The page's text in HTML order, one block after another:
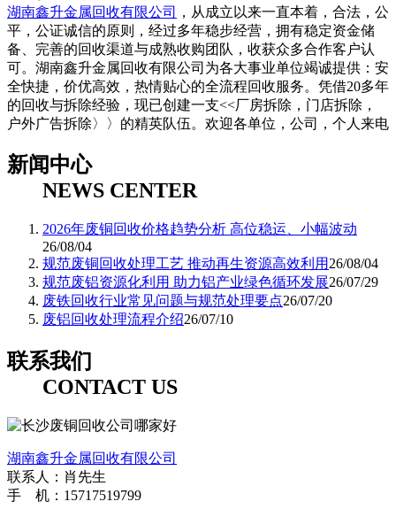
湖南鑫升金属回收有限公司
，从成立以来一直本着，合法，公
平，公证诚信的原则，经过多年稳步经营，拥有稳定资金储
备、完善的回收渠道与成熟收购团队，收获众多合作客户认
可。湖南鑫升金属回收有限公司为各大事业单位竭诚提供：安
全快捷，价优高效，热情贴心的全流程回收服务。凭借20多年
的回收与拆除经验，现已创建一支<<厂房拆除，门店拆除，
户外广告拆除〉〉的精英队伍。欢迎各单位，公司，个人来电
新闻中心
NEWS CENTER
2026年废铜回收价格趋势分析 高位稳运、小幅波动
26/08/04
规范废铜回收处理工艺 推动再生资源高效利用 26/08/04
规范废铝资源化利用 助力铝产业绿色循环发展26/07/29
废铁回收行业常见问题与规范处理要点26/07/20
废铝回收处理流程介绍26/07/10
联系我们
CONTACT US
湖南鑫升金属回收有限公司
联系人：肖先生
手 机：15717519799